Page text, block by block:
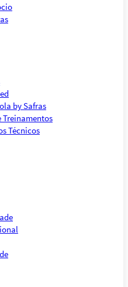
by Safras
Treinamentos
Técnicos